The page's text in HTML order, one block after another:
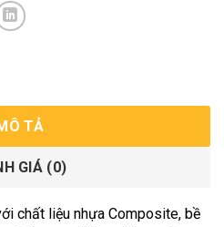
TẢ
GIÁ (0)
chất liệu nhựa Composite, bề